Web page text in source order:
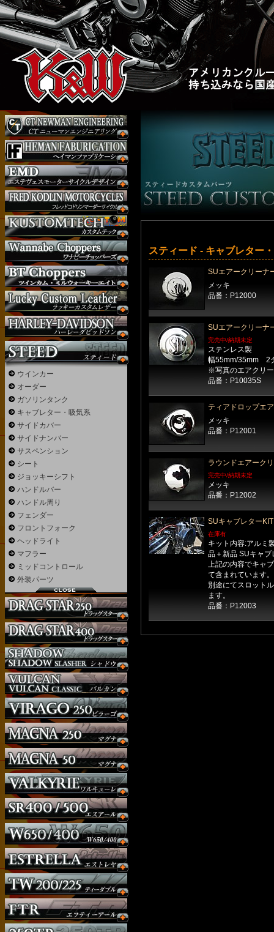
スティード - キャブレター
SUエアークリーナ
メッキ
品番：P12000
SUエアークリーナ
完売中/納期未定
ステンレス製
幅55mm/35mm 2
※写真のエアクリ
品番：P10035S
ティアドロップエ
メッキ
品番：P12001
ラウンドエアーク
完売中/納期未定
メッキ
品番：P12002
SUキャブレターKIT
在庫有
キット内容:アルミ
品＋新品 SUキャ
上記の内容でキャ
て含まれています。
別途にてスロット
ます。
品番：P12003
ウインカー
オーダー
ガソリンタンク
キャブレター・吸気系
サイドカバー
サイドナンバー
サスペンション
シート
ジョッキーシフト
ハンドルバー
ハンドル周り
フェンダー
フロントフォーク
ヘッドライト
マフラー
ミッドコントロール
外装パーツ